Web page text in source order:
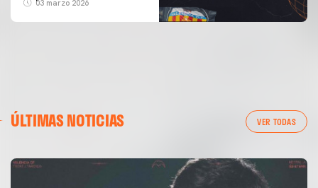
03 marzo 2026
ÚLTIMAS NOTICIAS VER TODAS